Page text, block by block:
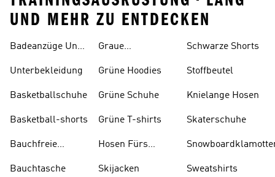
UND MEHR ZU ENTDECKEN
Badeanzüge Und
Unterbekleidung
Basketballschuhe
Basketball-shorts
Bauchfreie
Bauchtasche
Graue
Grüne Hoodies
Grüne Schuhe
Grüne T-shirts
Hosen Fürs
Skijacken
Schwarze Shorts
Stoffbeutel
Knielange Hosen
Skaterschuhe
Sweatshirts